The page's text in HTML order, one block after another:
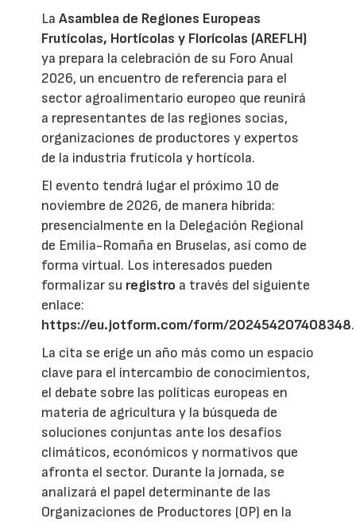
LaAsamblea de Regiones Europeas
Frutícolas, Hortícolas y Florícolas (AREFLH)
ya prepara la celebración de su Foro Anual
2026, un encuentro de referencia para el
sector agroalimentario europeo que reunirá
a representantes de las regiones socias,
organizaciones de productores y expertos
de la industria frutícola y hortícola.
El evento tendrá lugar el próximo 10 de
noviembre de 2026, de manera híbrida:
presencialmente en la Delegación Regional
de Emilia-Romaña en Bruselas, así como de
forma virtual. Los interesados pueden
formalizar su registro a través del siguiente
enlace:
https://eu.jotform.com/form/202454207408348.
La cita se erige un año más como un espacio
clave para el intercambio de conocimientos,
el debate sobre las políticas europeas en
materia de agricultura y la búsqueda de
soluciones conjuntas ante los desafíos
climáticos, económicos y normativos que
afronta el sector. Durante la jornada, se
analizará el papel determinante de las
Organizaciones de Productores (OP) en la